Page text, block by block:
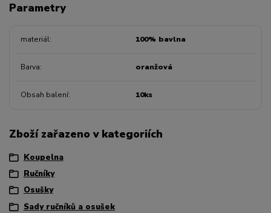
Parametry
materiál 100% bavlna
Barva oranžová
Obsah balení 10ks
Zboží zařazeno v kategoriích
Koupelna
Ručníky
Osušky
Sady ručníků a osušek